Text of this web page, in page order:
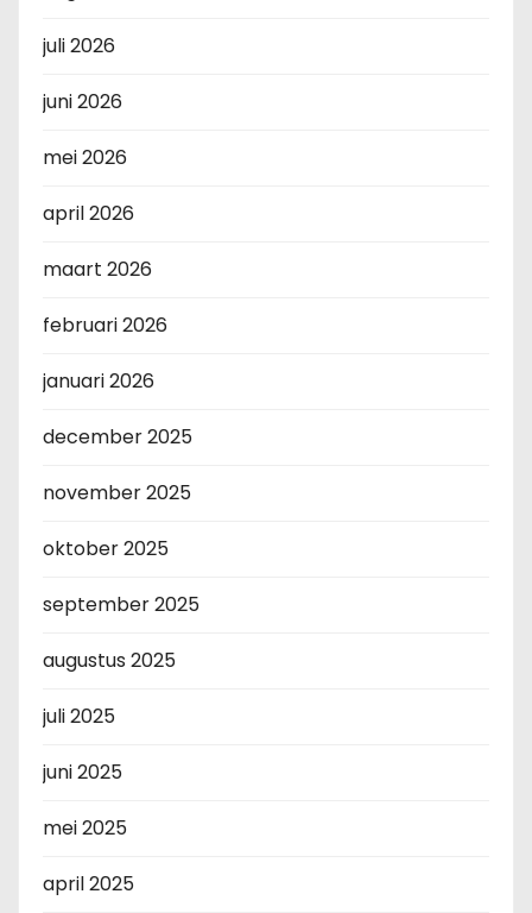
juli 2026
juni 2026
mei 2026
april 2026
maart 2026
februari 2026
januari 2026
december 2025
november 2025
oktober 2025
september 2025
augustus 2025
juli 2025
juni 2025
mei 2025
april 2025